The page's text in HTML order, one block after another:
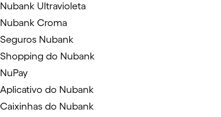
Nubank Ultravioleta
Nubank Croma
Seguros Nubank
Shopping do Nubank
NuPay
Aplicativo do Nubank
Caixinhas do Nubank